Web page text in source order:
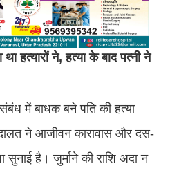
हत्यारों ने, हत्या के बाद पत्नी ने
में बाधक बने पति की हत्या
ने आजीवन कारावास और दस-
है। जुर्माने की राशि अदा न